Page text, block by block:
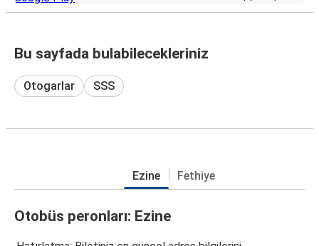
Bu sayfada bulabilecekleriniz
Otogarlar SSS
Ezine Fethiye
Otobüs peronları: Ezine